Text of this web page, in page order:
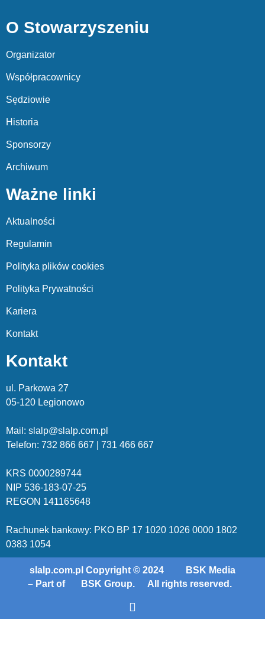
O Stowarzyszeniu
Organizator
Współpracownicy
Sędziowie
Historia
Sponsorzy
Archiwum
Ważne linki
Aktualności
Regulamin
Polityka plików cookies
Polityka Prywatności
Kariera
Kontakt
Kontakt
ul. Parkowa 27
05-120 Legionowo
Mail: slalp@slalp.com.pl
Telefon: 732 866 667 | 731 466 667
KRS 0000289744
NIP 536-183-07-25
REGON 141165648
Rachunek bankowy: PKO BP 17 1020 1026 0000 1802
0383 1054
slalp.com.pl Copyright © 2024
BSK Media
– Part of
BSK Group. All rights reserved.